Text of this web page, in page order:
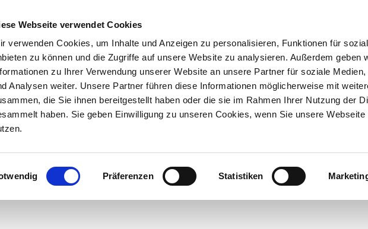
Webseite verwendet Cookies
verwenden Cookies, um Inhalte und Anzeigen zu personalisieren, Funktionen für
zu können und die Zugriffe auf unsere Website zu analysieren. Außerdem geben
zu Ihrer Verwendung unserer Website an unsere Partner für soziale Medien,
Analysen weiter. Unsere Partner führen diese Informationen möglicherweise mit
die Sie ihnen bereitgestellt haben oder die sie im Rahmen Ihrer Nutzung der
haben. Sie geben Einwilligung zu unseren Cookies, wenn Sie unsere Webseite
Präferenzen Statistiken
HOME